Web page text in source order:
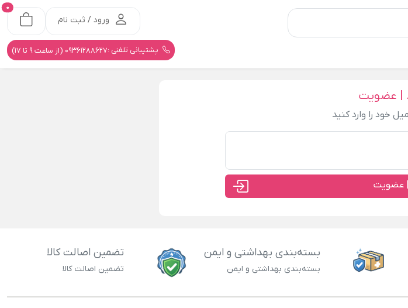
ورود / ثبت نام
0
پشتیبانی تلفنی :09361288627 (از ساعت 9 تا 17)
| عضویت
خود را وارد کنید
| عضویت
بسته‌بندی بهداشتی و ایمن
بسته‌بندی بهداشتی و ایمن
تضمین اصالت کالا
تضمین اصالت کالا